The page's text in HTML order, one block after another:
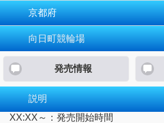
京都府
向日町競輪場
発売情報
説明
XX:XX～：発売開始時間